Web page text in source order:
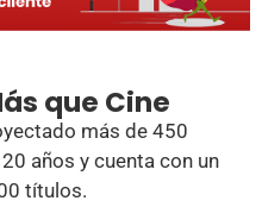
que Cine
más de 450
años y cuenta con un
títulos.